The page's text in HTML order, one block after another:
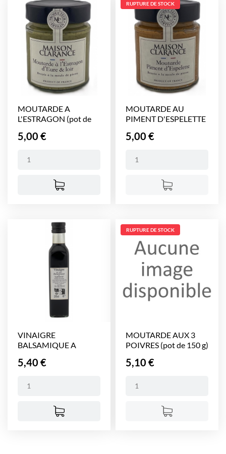
MOUTARDE A
L'ESTRAGON (pot de
Prix
5,00 €
MOUTARDE AU
PIMENT D'ESPELETTE
Prix
5,00 €
RUPTURE DE STOCK
VINAIGRE
BALSAMIQUE A
Prix
5,40 €
MOUTARDE AUX 3
POIVRES (pot de 150 g)
Prix
5,10 €
RUPTURE DE STOCK